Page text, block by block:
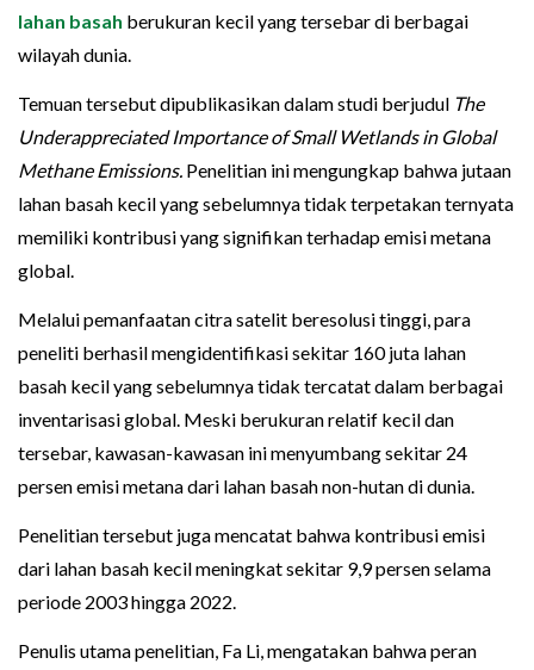
lahan basah berukuran kecil yang tersebar di berbagai
wilayah dunia.
Temuan tersebut dipublikasikan dalam studi berjudul The
Underappreciated Importance of Small Wetlands in Global
Methane Emissions. Penelitian ini mengungkap bahwa jutaan
lahan basah kecil yang sebelumnya tidak terpetakan ternyata
memiliki kontribusi yang signifikan terhadap emisi metana
global.
Melalui pemanfaatan citra satelit beresolusi tinggi, para
peneliti berhasil mengidentifikasi sekitar 160 juta lahan
basah kecil yang sebelumnya tidak tercatat dalam berbagai
inventarisasi global. Meski berukuran relatif kecil dan
tersebar, kawasan-kawasan ini menyumbang sekitar 24
persen emisi metana dari lahan basah non-hutan di dunia.
Penelitian tersebut juga mencatat bahwa kontribusi emisi
dari lahan basah kecil meningkat sekitar 9,9 persen selama
periode 2003 hingga 2022.
Penulis utama penelitian, Fa Li, mengatakan bahwa peran